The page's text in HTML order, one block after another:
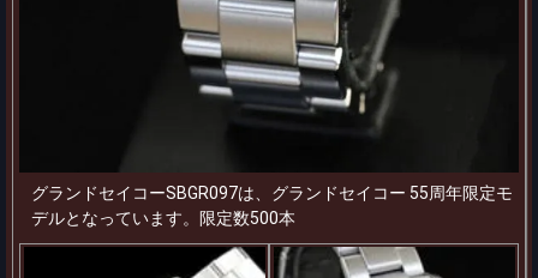
グランドセイコーSBGR097は、グランドセイコー 55周年限定モ
デルとなっています。限定数500本